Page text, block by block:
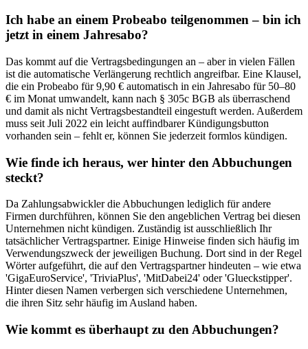
Ich habe an einem Probeabo teilgenommen – bin ich
jetzt in einem Jahresabo?
Das kommt auf die Vertragsbedingungen an – aber in vielen Fällen
ist die automatische Verlängerung rechtlich angreifbar. Eine Klausel,
die ein Probeabo für 9,90 € automatisch in ein Jahresabo für 50–80
€ im Monat umwandelt, kann nach § 305c BGB als überraschend
und damit als nicht Vertragsbestandteil eingestuft werden. Außerdem
muss seit Juli 2022 ein leicht auffindbarer Kündigungsbutton
vorhanden sein – fehlt er, können Sie jederzeit formlos kündigen.
Wie finde ich heraus, wer hinter den Abbuchungen
steckt?
Da Zahlungsabwickler die Abbuchungen lediglich für andere
Firmen durchführen, können Sie den angeblichen Vertrag bei diesen
Unternehmen nicht kündigen. Zuständig ist ausschließlich Ihr
tatsächlicher Vertragspartner. Einige Hinweise finden sich häufig im
Verwendungszweck der jeweiligen Buchung. Dort sind in der Regel
Wörter aufgeführt, die auf den Vertragspartner hindeuten – wie etwa
'GigaEuroService', 'TriviaPlus', 'MitDabei24' oder 'Glueckstipper'.
Hinter diesen Namen verbergen sich verschiedene Unternehmen,
die ihren Sitz sehr häufig im Ausland haben.
Wie kommt es überhaupt zu den Abbuchungen?